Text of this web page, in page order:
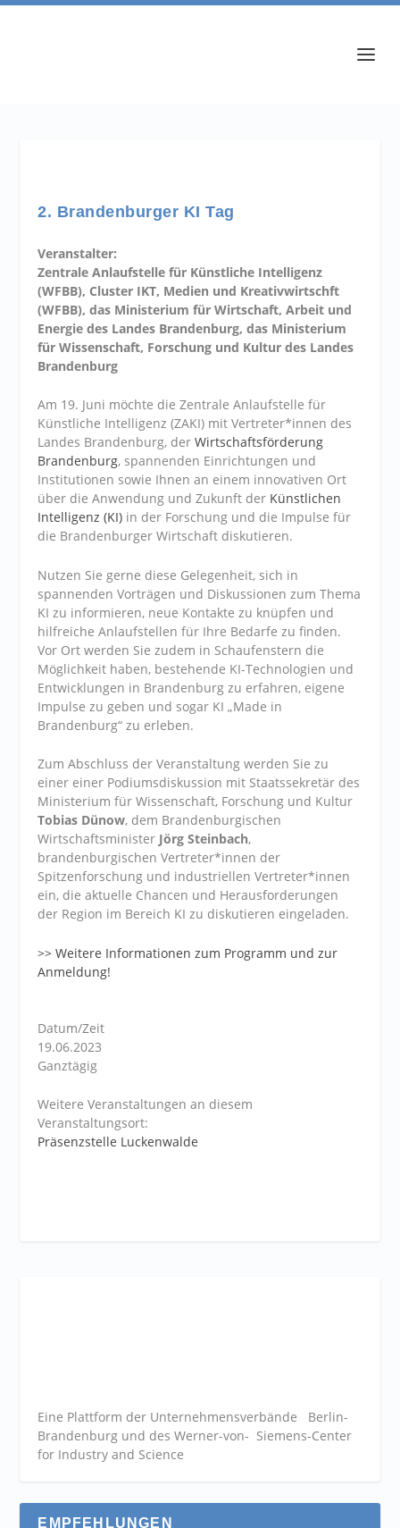
2. Brandenburger KI Tag
Veranstalter:
Zentrale Anlaufstelle für Künstliche Intelligenz
(WFBB), Cluster IKT, Medien und Kreativwirtschft
(WFBB), das Ministerium für Wirtschaft, Arbeit und
Energie des Landes Brandenburg, das Ministerium
für Wissenschaft, Forschung und Kultur des Landes
Brandenburg
Am 19. Juni möchte die Zentrale Anlaufstelle für
Künstliche Intelligenz (ZAKI) mit Vertreter*innen des
Landes Brandenburg, derWirtschaftsförderung
Brandenburg, spannenden Einrichtungen und
Institutionen sowie Ihnen an einem innovativen Ort
über die Anwendung und Zukunft der Künstlichen
Intelligenz (KI) in der Forschung und die Impulse für
die Brandenburger Wirtschaft diskutieren.
Nutzen Sie gerne diese Gelegenheit, sich in
spannenden Vorträgen und Diskussionen zum Thema
KI zu informieren, neue Kontakte zu knüpfen und
hilfreiche Anlaufstellen für Ihre Bedarfe zu finden.
Vor Ort werden Sie zudem in Schaufenstern die
Möglichkeit haben, bestehende KI-Technologien und
Entwicklungen in Brandenburg zu erfahren, eigene
Impulse zu geben und sogar KI „Made in
Brandenburg“ zu erleben.
Zum Abschluss der Veranstaltung werden Sie zu
einer einer Podiumsdiskussion mit Staatssekretär des
Ministerium für Wissenschaft, Forschung und Kultur
Tobias Dünow, dem Brandenburgischen
Wirtschaftsminister Jörg Steinbach,
brandenburgischen Vertreter*innen der
Spitzenforschung und industriellen Vertreter*innen
ein, die aktuelle Chancen und Herausforderungen
der Region im Bereich KI zu diskutieren eingeladen.
>> Weitere Informationen zum Programm und zur
Anmeldung!
Datum/Zeit
19.06.2023
Ganztägig
Weitere Veranstaltungen an diesem
Veranstaltungsort:
Präsenzstelle Luckenwalde
Eine Plattform der Unternehmensverbände Berlin-
Brandenburg und des Werner-von- Siemens-Center
for Industry and Science
EMPFEHLUNGEN